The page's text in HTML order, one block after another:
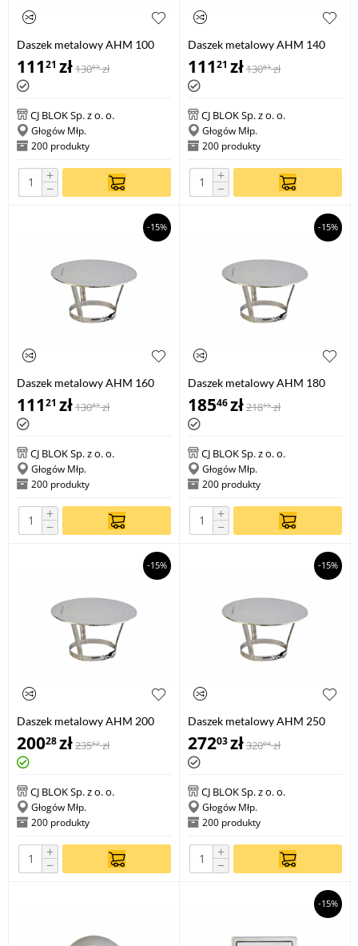
Daszek metalowy AHM 100
11121 zł13083 zł
CJ BLOK Sp. z o. o.
Głogów Młp.
200 produkty
+
−
Daszek metalowy AHM 140
11121 zł13083 zł
CJ BLOK Sp. z o. o.
Głogów Młp.
200 produkty
+
−
-15%
Daszek metalowy AHM 160
11121 zł13083 zł
CJ BLOK Sp. z o. o.
Głogów Młp.
200 produkty
+
−
-15%
Daszek metalowy AHM 180
18546zł21819 zł
CJ BLOK Sp. z o. o.
Głogów Młp.
200 produkty
+
−
-15%
Daszek metalowy AHM 200
20028zł23562 zł
CJ BLOK Sp. z o. o.
Głogów Młp.
200 produkty
+
−
-15%
Daszek metalowy AHM 250
27203zł32004 zł
CJ BLOK Sp. z o. o.
Głogów Młp.
200 produkty
+
−
-15%